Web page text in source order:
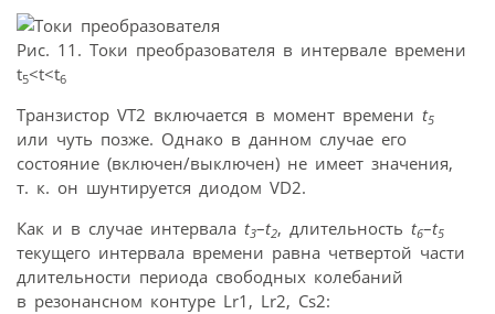
Рис. 11. Токи преобразователя в интервале времени
t5<t<t6
Транзистор VT2 включается в момент времени t5
или чуть позже. Однако в данном случае его
состояние (включен/выключен) не имеет значения,
т. к. он шунтируется диодом VD2.
Как и в случае интервала t3–t2, длительность t6–t5
текущего интервала времени равна четвертой части
длительности периода свободных колебаний
в резонансном контуре Lr1, Lr2, Cs2: